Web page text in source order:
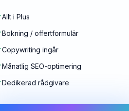
Allt i Plus
Bokning / offertformulär
Copywriting ingår
Månatlig SEO-optimering
Dedikerad rådgivare